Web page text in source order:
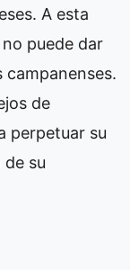
A esta
puede dar
campanenses.
de
perpetuar su
su